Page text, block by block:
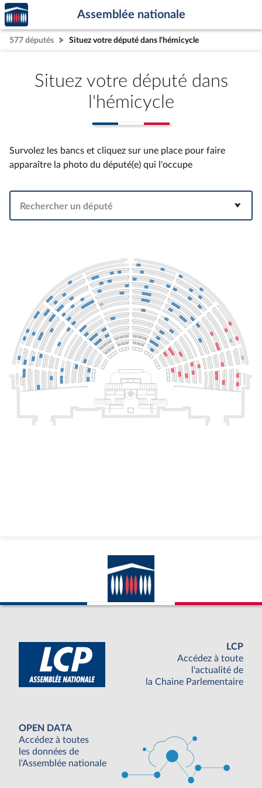
Aller au contenu
Aller en bas de la page
Accèder
à la
page
d'accueil
Assemblée nationale
577 députés Situez votre député dans l'hémicycle
Situez votre député dans
l'hémicycle
Survolez les bancs et cliquez sur une place pour faire
apparaître la photo du député(e) qui l'occupe
Rechercher un député
LCP
Accédez à toute
l'actualité de
la Chaine Parlementaire
OPEN DATA
Accédez à toutes
les données de
l'Assemblée nationale